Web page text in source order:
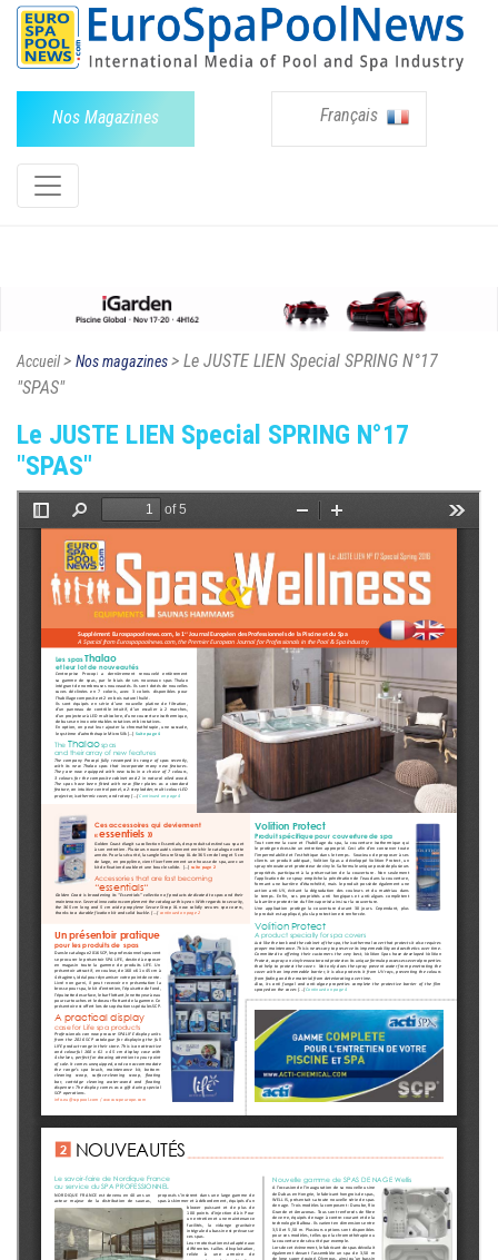
Nos Magazines Français
Accueil> Nos magazines> Le JUSTE LIEN Special SPRING N°17
"SPAS"
Le JUSTE LIEN Special SPRING N°17
"SPAS"